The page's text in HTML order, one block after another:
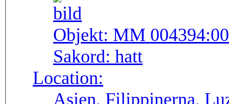
Objekt: MM
Sakord: hatt
Location:
Asien, Filippinerna,